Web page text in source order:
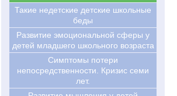
Такие недетские детские школьные
беды
Развитие эмоциональной сферы у
детей младшего школьного возраста
Симптомы потери
непосредственности. Кризис семи
лет.